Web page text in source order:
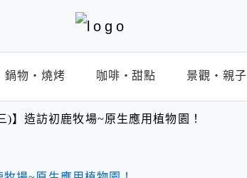
鍋物‧燒烤 咖啡‧甜點 景觀‧親子
造訪初鹿牧場~原生應用植物園！